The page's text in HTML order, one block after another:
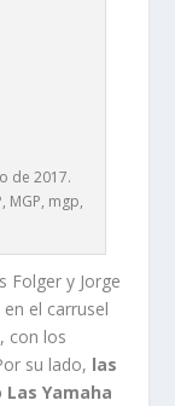
de 2017.
MGP, mgp,
Folger y Jorge
el carrusel
con los
su lado, las
Yamaha